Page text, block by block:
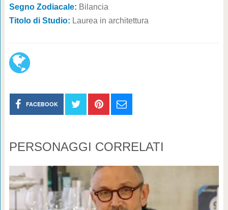
Segno Zodiacale: Bilancia
Titolo di Studio: Laurea in architettura
FACEBOOK
PERSONAGGI CORRELATI